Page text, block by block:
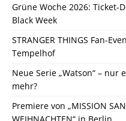
Grüne Woche 2026:
Black Week
STRANGER THINGS Fan-
Tempelhof
Neue Serie „Watson“ – nur
mehr?
Premiere von „MISSION
WEIHNACHTEN“ in Berlin